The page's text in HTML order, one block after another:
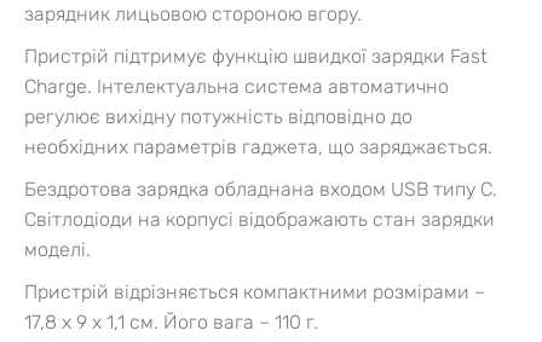
зарядник лицьовою стороною вгору.
Пристрій підтримує функцію швидкої зарядки Fast
Charge. Інтелектуальна система автоматично
регулює вихідну потужність відповідно до
необхідних параметрів гаджета, що заряджається.
Бездротова зарядка обладнана входом USB типу С.
Світлодіоди на корпусі відображають стан зарядки
моделі.
Пристрій відрізняється компактними розмірами –
17,8 х 9 х 1,1 cм. Його вага – 110 г.